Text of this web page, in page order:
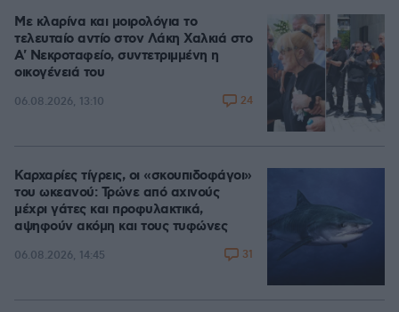
Με κλαρίνα και μοιρολόγια το
τελευταίο αντίο στον Λάκη Χαλκιά στο
A' Νεκροταφείο, συντετριμμένη η
οικογένειά του
06.08.2026, 13:10 24
Καρχαρίες τίγρεις, οι «σκουπιδοφάγοι»
του ωκεανού: Τρώνε από αχινούς
μέχρι γάτες και προφυλακτικά,
αψηφούν ακόμη και τους τυφώνες
06.08.2026, 14:45 31